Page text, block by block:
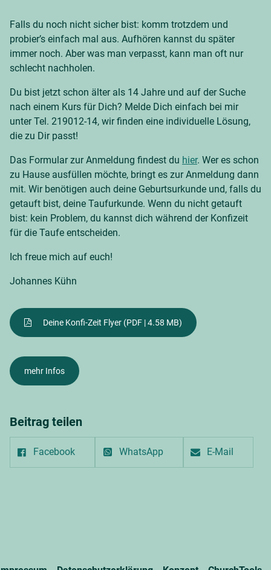
Falls du noch nicht sicher bist: komm trotzdem und
probier’s einfach mal aus. Aufhören kannst du später
immer noch. Aber was man verpasst, kann man oft nur
schlecht nachholen.
Du bist jetzt schon älter als 14 Jahre und auf der Suche
nach einem Kurs für Dich? Melde Dich einfach bei mir
unter Tel. 219012-14, wir finden eine individuelle Lösung,
die zu Dir passt!
Das Formular zur Anmeldung findest du hier. Wer es schon
zu Hause ausfüllen möchte, bringt es zur Anmeldung dann
mit. Wir benötigen auch deine Geburtsurkunde und, falls du
getauft bist, deine Taufurkunde. Wenn du nicht getauft
bist: kein Problem, du kannst dich während der Konfizeit
für die Taufe entscheiden.
Ich freue mich auf euch!
Johannes Kühn
Deine Konfi-Zeit Flyer (PDF | 4.58 MB)
mehr Infos
Beitrag teilen
Facebook WhatsApp E-Mail